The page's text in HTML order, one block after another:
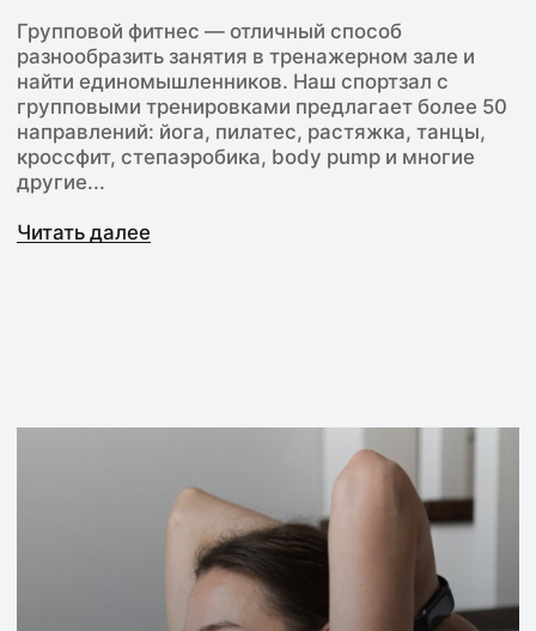
опытом. Индивидуальные тренировки проводят
сертифицированные инструкторы по
направлениям: силовые тренировки,
функциональный тренинг, йога, растяжка,
танцы...
Читать далее